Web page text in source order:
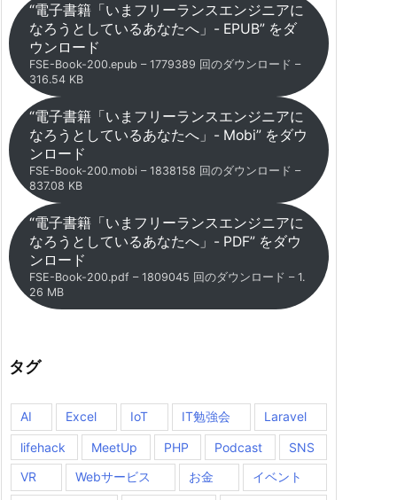
“電子書籍「いまフリーランスエンジニアに
なろうとしているあなたへ」- EPUB” をダ
ウンロード
FSE-Book-200.epub – 1779389 回のダウンロード –
316.54 KB
“電子書籍「いまフリーランスエンジニアに
なろうとしているあなたへ」- Mobi” をダウ
ンロード
FSE-Book-200.mobi – 1838158 回のダウンロード –
837.08 KB
“電子書籍「いまフリーランスエンジニアに
なろうとしているあなたへ」- PDF” をダウ
ンロード
FSE-Book-200.pdf – 1809045 回のダウンロード – 1.
26 MB
タグ
AI Excel IoT IT勉強会 Laravel
lifehack MeetUp PHP Podcast
SNS
VR
Webサービス お金 イベント